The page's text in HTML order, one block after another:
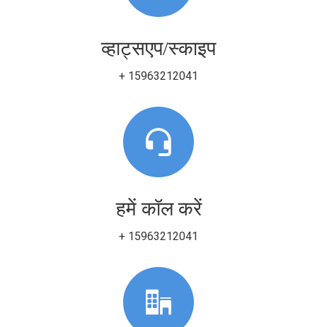
व्हाट्सएप/स्काइप
+ 15963212041
हमें कॉल करें
+ 15963212041